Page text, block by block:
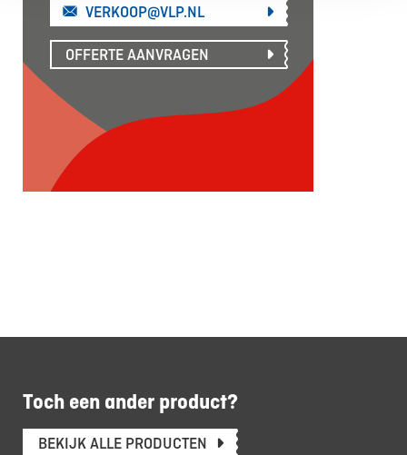
VERKOOP@VLP.NL
OFFERTE AANVRAGEN
Toch een ander product?
BEKIJK ALLE PRODUCTEN